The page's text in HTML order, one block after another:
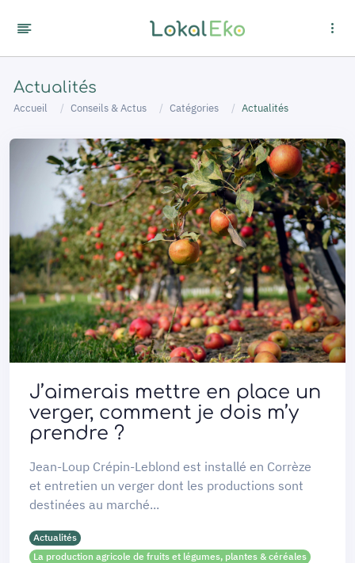
Actualités
Accueil Conseils & Actus Catégories Actualités
J’aimerais mettre en place un
verger, comment je dois m’y
prendre ?
Jean-Loup Crépin-Leblond est installé en Corrèze
et entretien un verger dont les productions sont
destinées au marché...
Actualités
La production agricole de fruits et légumes, plantes & céréales